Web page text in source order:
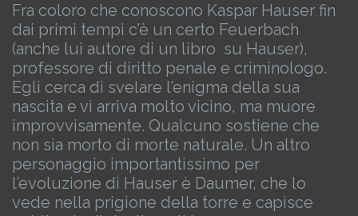
Fra coloro che conoscono Kaspar Hauser fin
dai primi tempi c’è un certo Feuerbach
(anche lui autore di un libro su Hauser),
professore di diritto penale e criminologo.
Egli cerca di svelare l’enigma della sua
nascita e vi arriva molto vicino, ma muore
improvvisamente. Qualcuno sostiene che
non sia morto di morte naturale. Un altro
personaggio importantissimo per
l’evoluzione di Hauser è Daumer, che lo
vede nella prigione della torre e capisce